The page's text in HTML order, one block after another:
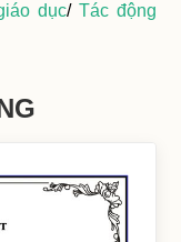
dục/ Tác động